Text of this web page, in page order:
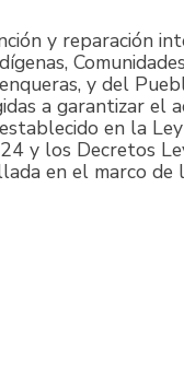
y reparación
y del
a garantizar el
en la
y los Decretos
en el marco de